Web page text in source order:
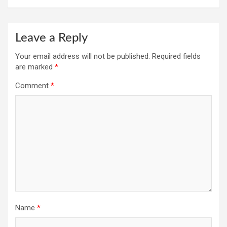
Leave a Reply
Your email address will not be published. Required fields
are marked *
Comment *
Name *